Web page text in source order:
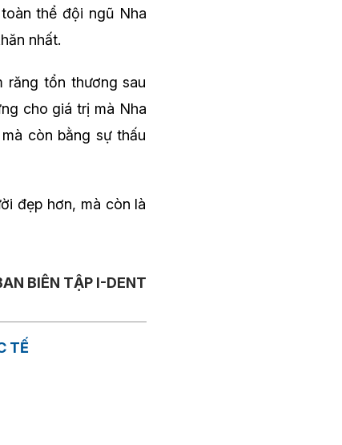
thể đội ngũ Nha
nhất.
răng tổn thương sau
cho giá trị mà Nha
còn bằng sự thấu
đẹp hơn, mà còn là
BIÊN TẬP I-DENT
TẾ